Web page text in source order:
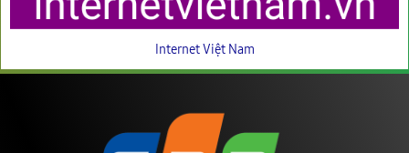
Internet Việt Nam